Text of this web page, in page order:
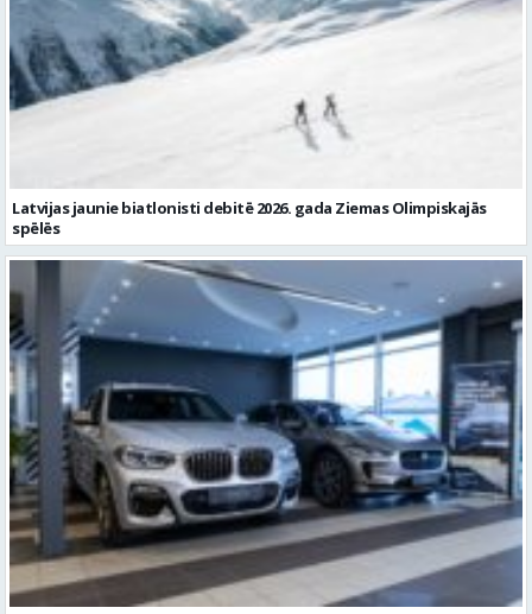
Latvijas jaunie biatlonisti debitē 2026. gada Ziemas Olimpiskajās
spēlēs